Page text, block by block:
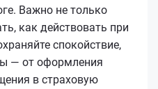
Важно не только
как действовать при
спокойствие,
— от оформления
в страховую